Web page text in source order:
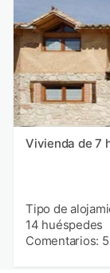
Vivienda de 7
Tipo de
14 huéspedes
Comentarios: 5